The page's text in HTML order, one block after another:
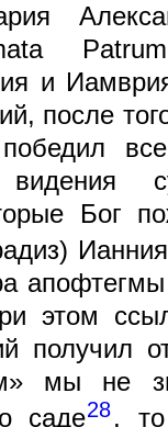
и
после
видения
Бог
этом
получил
мы не
саде28,